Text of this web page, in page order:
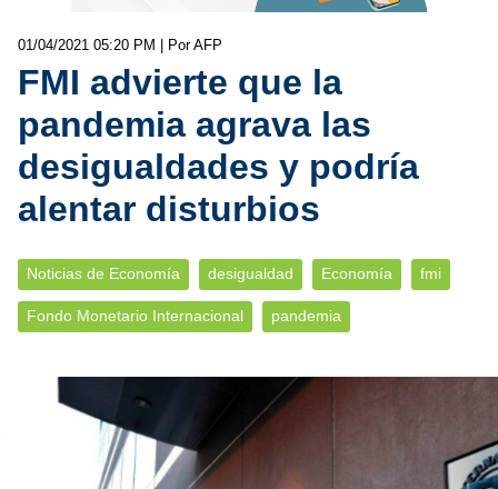
01/04/2021 05:20 PM | Por AFP
FMI advierte que la
pandemia agrava las
desigualdades y podría
alentar disturbios
Noticias de Economía desigualdad Economía fmi
Fondo Monetario Internacional pandemia